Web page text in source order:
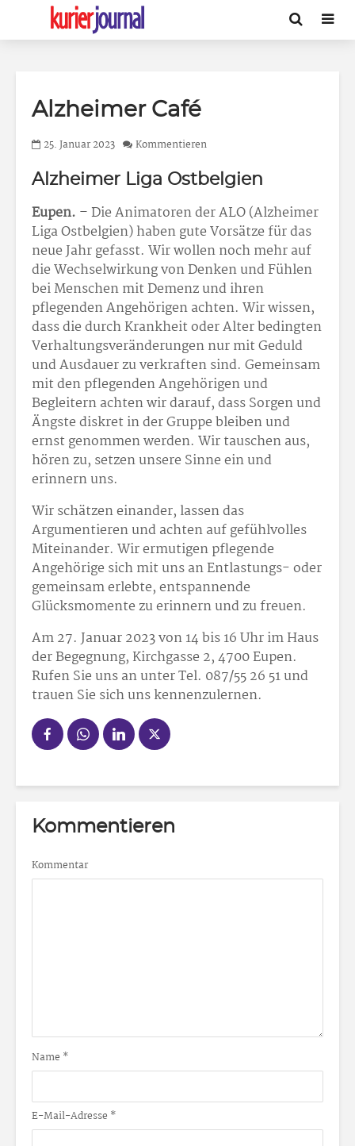
Alzheimer Café
25. Januar 2023 Kommentieren
Alzheimer Liga Ostbelgien
Eupen. – Die Animatoren der ALO (Alzheimer
Liga Ostbelgien) haben gute Vorsätze für das
neue Jahr gefasst. Wir wollen noch mehr auf
die Wechselwirkung von Denken und Fühlen
bei Menschen mit Demenz und ihren
pflegenden Angehörigen achten. Wir wissen,
dass die durch Krankheit oder Alter bedingten
Verhaltungsveränderungen nur mit Geduld
und Ausdauer zu verkraften sind. Gemeinsam
mit den pflegenden Angehörigen und
Begleitern achten wir darauf, dass Sorgen und
Ängste diskret in der Gruppe bleiben und
ernst genommen werden. Wir tauschen aus,
hören zu, setzen unsere Sinne ein und
erinnern uns.
Wir schätzen einander, lassen das
Argumentieren und achten auf gefühlvolles
Miteinander. Wir ermutigen pflegende
Angehörige sich mit uns an Entlastungs- oder
gemeinsam erlebte, entspannende
Glücksmomente zu erinnern und zu freuen.
Am 27. Januar 2023 von 14 bis 16 Uhr im Haus
der Begegnung, Kirchgasse 2, 4700 Eupen.
Rufen Sie uns an unter Tel. 087/55 26 51 und
trauen Sie sich uns kennenzulernen.
Kommentieren
Kommentar
Name *
E-Mail-Adresse *